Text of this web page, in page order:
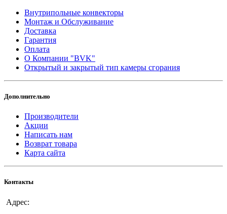
Внутрипольные конвекторы
Монтаж и Обслуживание
Доставка
Гарантия
Оплата
О Компании "BVK"
Открытый и закрытый тип камеры сгорания
Дополнительно
Производители
Акции
Написать нам
Возврат товара
Карта сайта
Контакты
Адрес: